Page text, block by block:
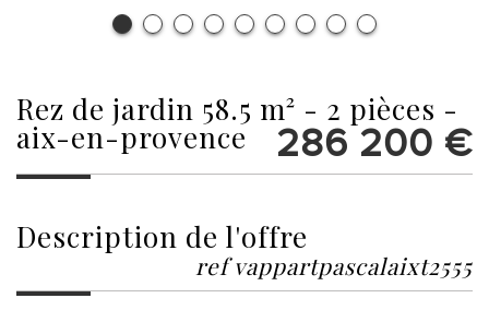
rez de jardin 58.5 m² - 2 pièces -
aix-en-provence 286 200 €
description de l'offre
ref vappartpascalaixt2555